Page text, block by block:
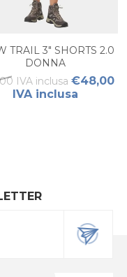
TRAIL 3" SHORTS 2.0
DONNA
IVA inclusa €48,00
IVA inclusa